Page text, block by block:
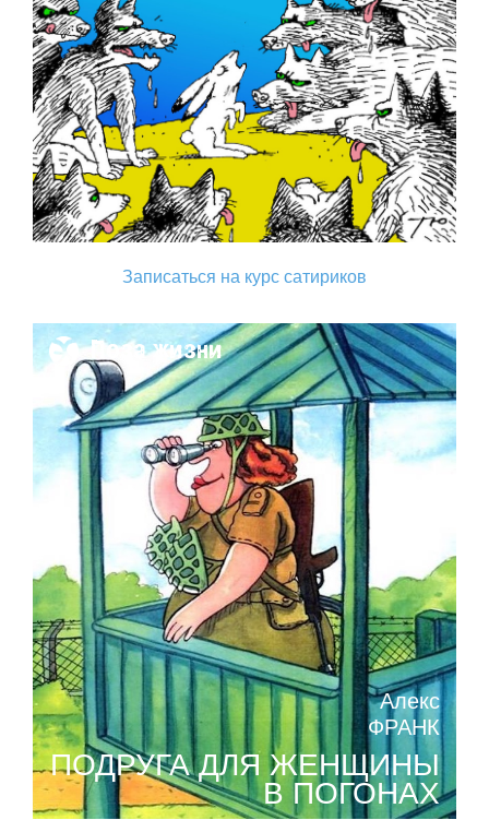
Записаться на курс сатириков
Поза жизни
Алекс
ФРАНК
ПОДРУГА ДЛЯ ЖЕНЩИНЫ
В ПОГОНАХ